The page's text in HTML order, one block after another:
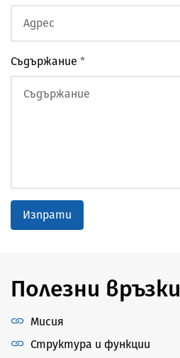
Съдържание *
Изпрати
Полезни връзки
Мисия
Структура и функции